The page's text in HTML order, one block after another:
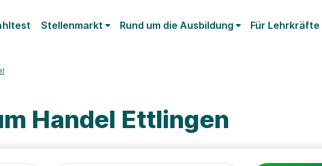
Stellenmarkt Rund um die Ausbildung Für Lehrkräfte
Handel Ettlingen